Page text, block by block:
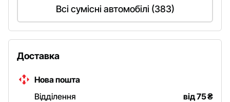
Всі сумісні автомобілі (383)
Доставка
Нова пошта
Відділення
від 75₴